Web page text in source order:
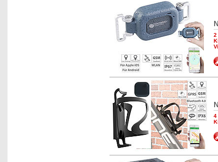
2
4